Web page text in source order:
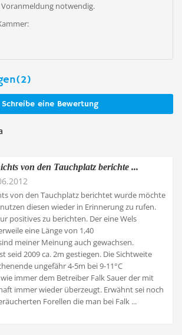
notwendig.
Schreibe eine Bewertung
von den Tauchplatz berichte ...
von den Tauchplatz berichtet wurde möchte
diesen wieder in Erinnerung zu rufen.
positives zu berichten. Der eine Wels
eine Länge von 1,40
meiner Meinung auch gewachsen.
seid 2009 ca. 2m gestiegen. Die Sichtweite
ungefähr 4-5m bei 9-11°C
immer dem Betreiber Falk Sauer der mit
immer wieder überzeugt. Erwähnt sei noch
Forellen die man bei Falk ...